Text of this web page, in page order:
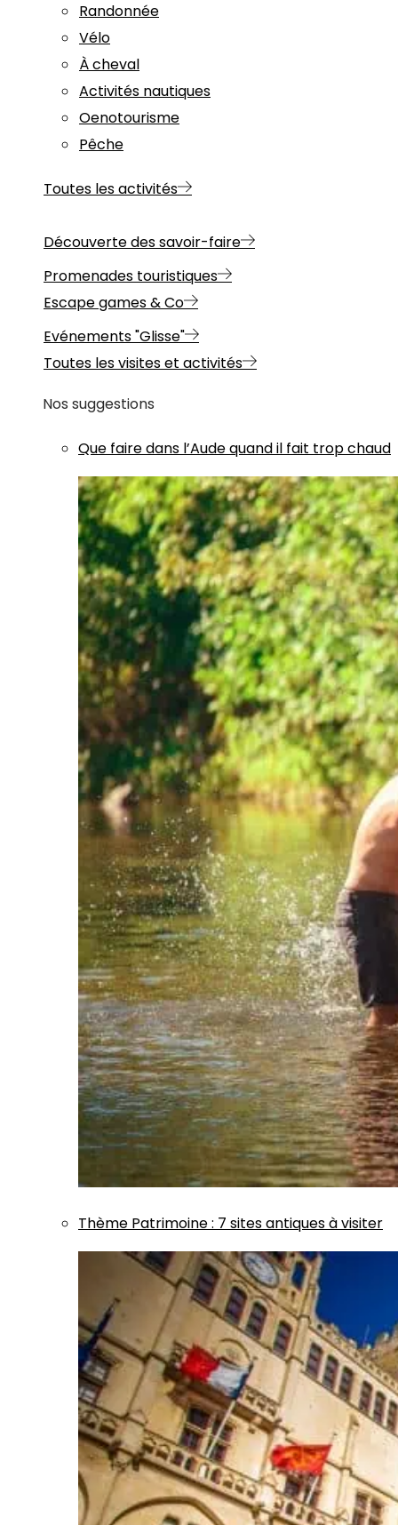
Randonnée
Vélo
À cheval
Activités nautiques
Oenotourisme
Pêche
Toutes les activités
Découverte des savoir-faire
Promenades touristiques
Escape games & Co
Evénements "Glisse"
Toutes les visites et activités
Nos suggestions
Que faire dans l’Aude quand il fait trop chaud
Thème Patrimoine: 7 sites antiques à visiter